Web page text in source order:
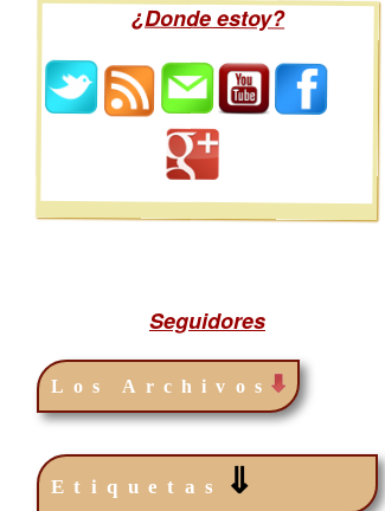
¿Donde estoy?
Seguidores
Los Archivos
Etiquetas ⇓